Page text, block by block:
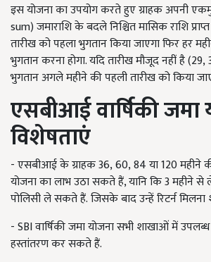
इस योजना का उपयोग करते हुए ग्राहक अपनी
sum) जमाराशि के बदले निश्चित मासिक राशि
तारीख को पहला भुगतान किया जाएगा फिर हर
भुगतान करना होगा. यदि तारीख मौजूद नहीं है
भुगतान अगले महीने की पहली तारीख को किया
एसबीआई वार्षिकी जमा
विशेषताएं
- एसबीआई के ग्राहक 36,60,84 या 120 महीने
योजना का लाभ उठा सकते हैं, यानि कि 3 महीने
पोलिसी ले सकते हैं.जिसके बाद उन्हें रिटर्न
-SBIवार्षिकी जमा योजना सभी शाखाओं में
हस्तांतरण कर सकते हैं.